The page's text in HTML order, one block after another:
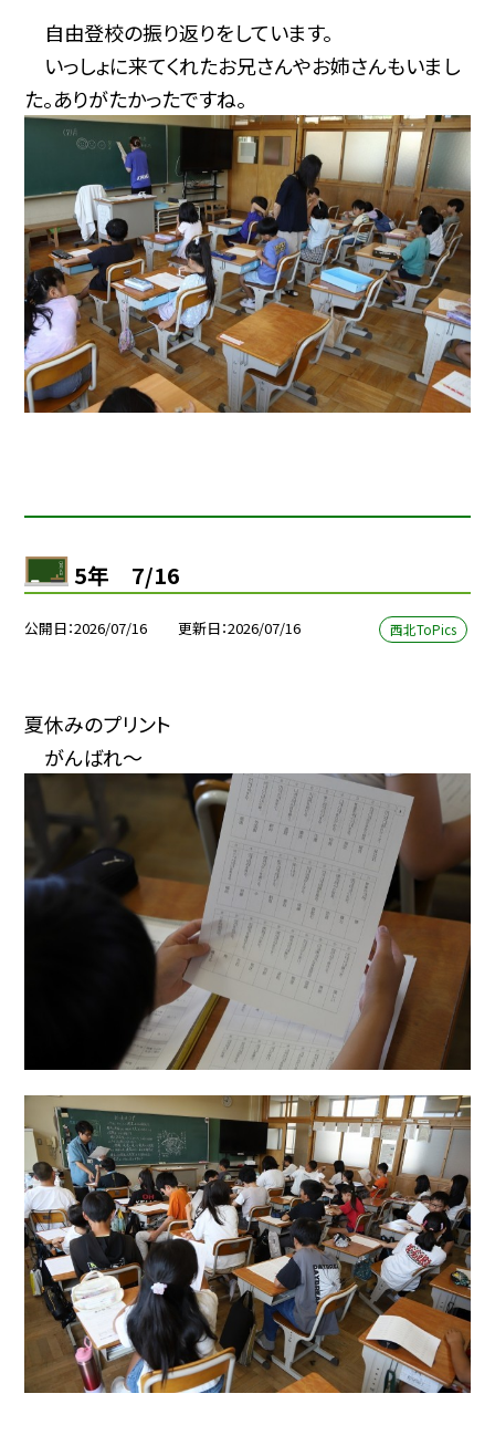
自由登校の振り返りをしています。
いっしょに来てくれたお兄さんやお姉さんもいまし
た。ありがたかったですね。
5年 7/16
公開日 2026/07/16 更新日 2026/07/16 西北ToPics
夏休みのプリント
がんばれ～